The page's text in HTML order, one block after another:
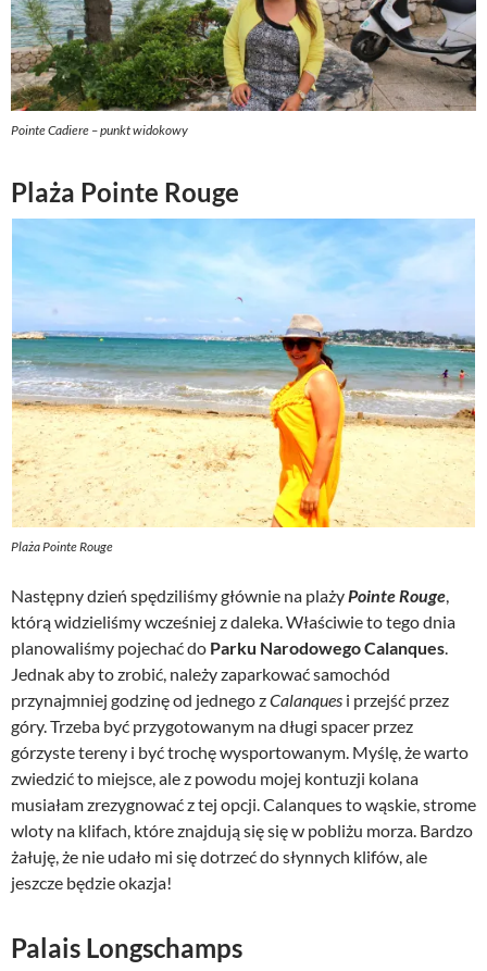
Pointe Cadiere – punkt widokowy
Plaża Pointe Rouge
Plaża Pointe Rouge
Następny dzień spędziliśmy głównie na plażyPointe Rouge,
którą widzieliśmy wcześniej z daleka. Właściwie to tego dnia
planowaliśmy pojechać do Parku Narodowego Calanques.
Jednak aby to zrobić, należy zaparkować samochód
przynajmniej godzinę od jednego zCalanques i przejść przez
góry. Trzeba być przygotowanym na długi spacer przez
górzyste tereny i być trochę wysportowanym. Myślę, że warto
zwiedzić to miejsce, ale z powodu mojej kontuzji kolana
musiałam zrezygnować z tej opcji. Calanques to wąskie, strome
wloty na klifach, które znajdują się się w pobliżu morza. Bardzo
żałuję, że nie udało mi się dotrzeć do słynnych klifów, ale
jeszcze będzie okazja!
Palais Longschamps